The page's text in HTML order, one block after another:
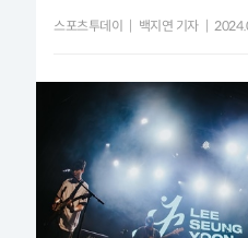
스포츠투데이 백지연 기자